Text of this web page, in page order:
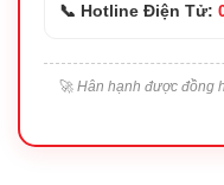
📞 Hotline Điện Tử:
🚀 Hân hạnh được đồng